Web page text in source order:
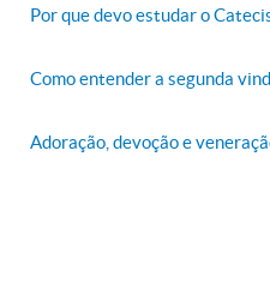
Por que devo estudar o
Como entender a segunda
Adoração, devoção e